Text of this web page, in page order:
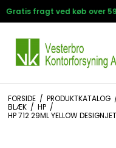
FORSIDE / PRODUKTKATALOG
BLÆK / HP /
HP 712 29ML YELLOW